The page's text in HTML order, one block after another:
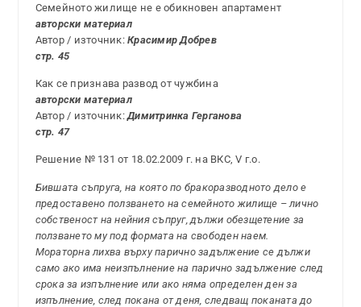
Семейното жилище не е обикновен апартамент
авторски материал
Автор / източник:Красимир Добрев
стр. 45
Как се признава развод от чужбина
авторски материал
Автор / източник:Димитринка Герганова
стр. 47
Решение № 131 от 18.02.2009 г. на ВКС, V г.о.
Бившата съпруга, на която по бракоразводното дело е
предоставено ползването на семейното жилище – лично
собственост на нейния съпруг, дължи обезщетение за
ползването му под формата на свободен наем.
Мораторна лихва върху парично задължение се дължи
само ако има неизпълнение на парично задължение след
срока за изпълнение или ако няма определен ден за
изпълнение, след покана от деня, следващ поканата до